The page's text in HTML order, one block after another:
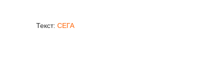
Текст: СЕГА